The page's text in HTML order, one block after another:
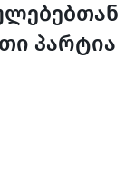
პარტია